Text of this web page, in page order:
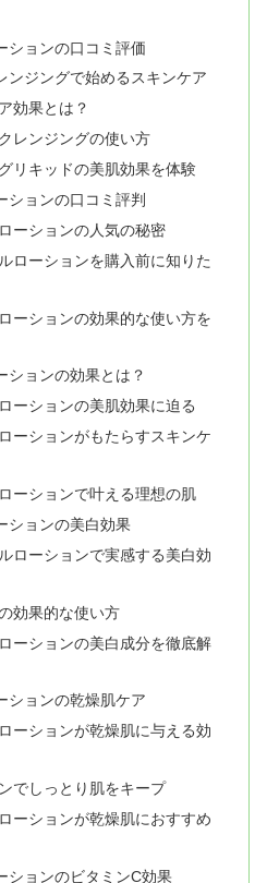
ションの口コミ評価
ンジングで始めるスキンケア
効果とは？
レンジングの使い方
リキッドの美肌効果を体験
ションの口コミ評判
ーションの人気の秘密
ローションを購入前に知りた
ーションの効果的な使い方を
ションの効果とは？
ーションの美肌効果に迫る
ーションがもたらすスキンケ
ーションで叶える理想の肌
ションの美白効果
ローションで実感する美白効
効果的な使い方
ーションの美白成分を徹底解
ションの乾燥肌ケア
ーションが乾燥肌に与える効
でしっとり肌をキープ
ーションが乾燥肌におすすめ
ションのビタミンC効果